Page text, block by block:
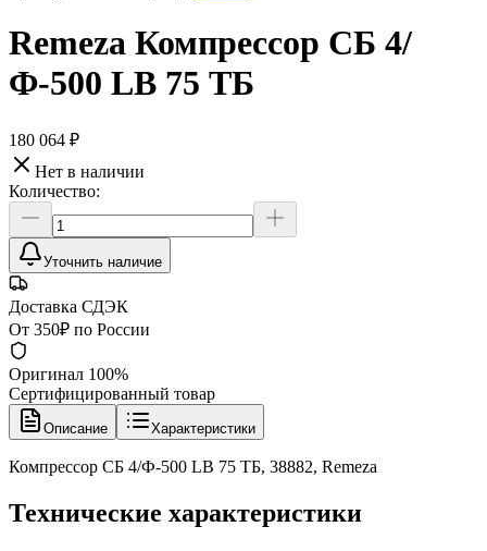
Remeza Компрессор СБ 4/
Ф-500 LB 75 ТБ
180 064 ₽
Нет в наличии
Количество:
Уточнить наличие
Доставка СДЭК
От 350₽ по России
Оригинал 100%
Сертифицированный товар
Описание Характеристики
Компрессор СБ 4/Ф-500 LB 75 ТБ, 38882, Remeza
Технические характеристики